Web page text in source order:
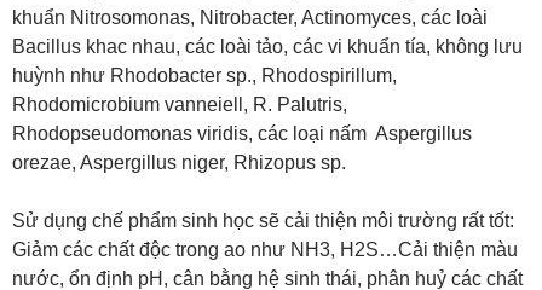
khuẩn Nitrosomonas, Nitrobacter, Actinomyces, các loài
Bacillus khac nhau, các loài tảo, các vi khuẩn tía, không lưu
huỳnh như Rhodobacter sp., Rhodospirillum,
Rhodomicrobium vanneiell, R. Palutris,
Rhodopseudomonas viridis, các loại nấm Aspergillus
orezae, Aspergillus niger, Rhizopus sp.
Sử dụng chế phẩm sinh học sẽ cải thiện môi trường rất tốt:
Giảm các chất độc trong ao như NH3, H2S…Cải thiện màu
nước, ổn định pH, cân bằng hệ sinh thái, phân huỷ các chất